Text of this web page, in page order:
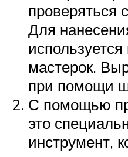
проверяться
Для
мастерок.
при помощи
С помощью
это
инструмент,